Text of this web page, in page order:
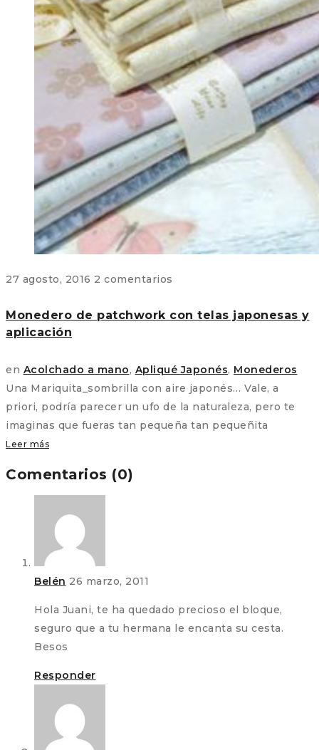
27 agosto, 2016 2 comentarios
Monedero de patchwork con telas japonesas y
aplicación
en Acolchado a mano, Apliqué Japonés, Monederos
Una Mariquita_sombrilla con aire japonés… Vale, a
priori, podría parecer un ufo de la naturaleza, pero te
imaginas que fueras tan pequeña tan pequeñita
Leer más
Comentarios (0)
Belén 26 marzo, 2011
Hola Juani, te ha quedado precioso el bloque,
seguro que a tu hermana le encanta su cesta.
Besos
Responder